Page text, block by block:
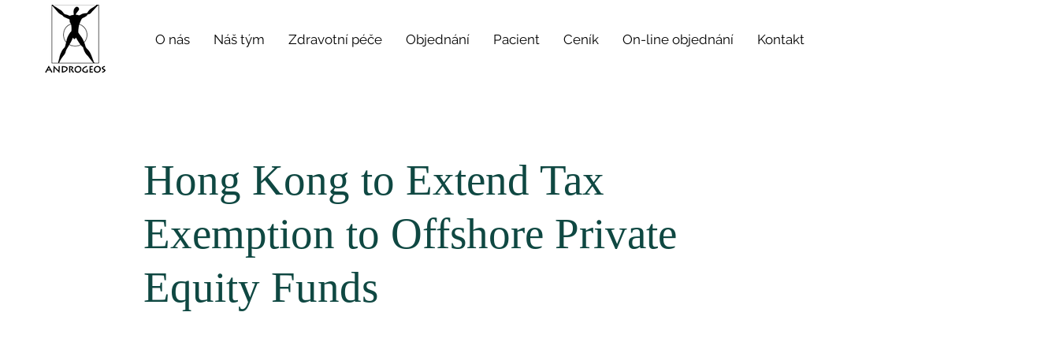
O nás Náš tým Zdravotní péče Objednání Pacient Ceník On-line objednání Kontakt
Hong Kong to Extend Tax
Exemption to Offshore Private
Equity Funds